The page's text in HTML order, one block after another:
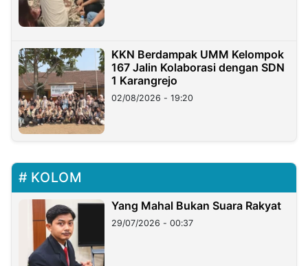
KKN Berdampak UMM Kelompok
167 Jalin Kolaborasi dengan SDN
1 Karangrejo
02/08/2026 - 19:20
KOLOM
Yang Mahal Bukan Suara Rakyat
29/07/2026 - 00:37